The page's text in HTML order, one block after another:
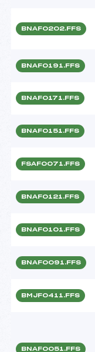
BNAF0202.FFS
BNAF0191.FFS
BNAF0171.FFS
BNAF0151.FFS
FSAF0071.FFS
BNAF0121.FFS
BNAF0101.FFS
BNAF0091.FFS
BMJF0411.FFS
BNAF0051.FFS